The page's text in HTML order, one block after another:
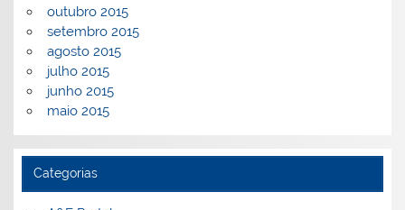
outubro 2015
setembro 2015
agosto 2015
julho 2015
junho 2015
maio 2015
Categorias